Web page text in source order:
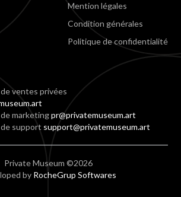
Mention légales
Condition générales
Politique de confidentialité
ventes privées
de marketingpr@privatemuseum.art
support support@privatemuseum.art
Private Museum ©2026
by RocheGrup Softwares